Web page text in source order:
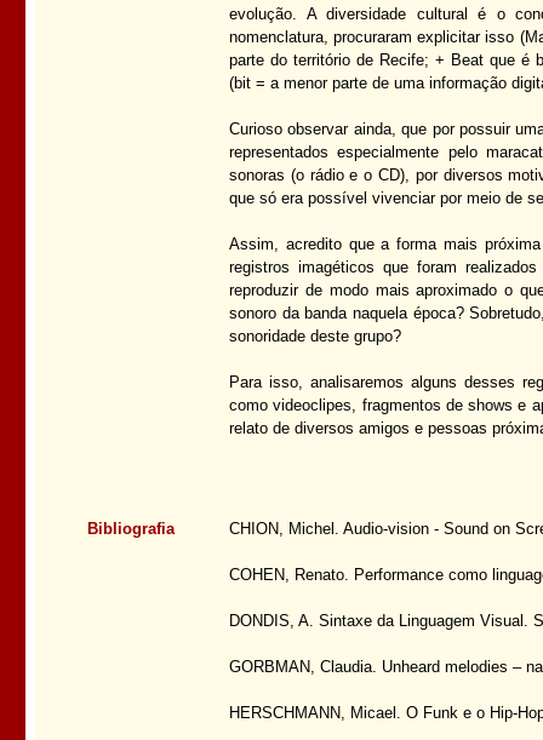
evolução. A diversidade cultural é o
nomenclatura, procuraram explicitar isso
parte do território de Recife; + Beat que é
(bit = a menor parte de uma informação
Curioso observar ainda, que por possuir
representados especialmente pelo
sonoras (o rádio e o CD), por diversos
que só era possível vivenciar por meio de
Assim, acredito que a forma mais
registros imagéticos que foram
reproduzir de modo mais aproximado o
sonoro da banda naquela época?
sonoridade deste grupo?
Para isso, analisaremos alguns desses
como videoclipes, fragmentos de shows e
relato de diversos amigos e pessoas
Bibliografia CHION, Michel. Audio-vision - Sound on
COHEN, Renato. Performance como
DONDIS, A. Sintaxe da Linguagem Visual.
GORBMAN, Claudia. Unheard melodies –
HERSCHMANN, Micael. O Funk e o Hip-